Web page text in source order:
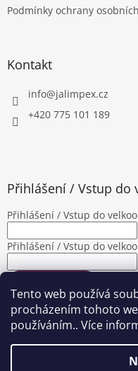
Tento web používá
procházením tohoto
používáním.. Více
Podmínky ochrany
Kontakt
info@jalimpex.cz
+420 775 101 189
Přihlášení / Vstup do
Přihlášení / Vstup do
Přihlášení / Vstup do
Nová registrace
Vytvořil